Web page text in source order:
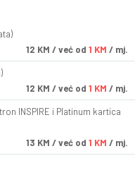
12 KM / već od 1 KM / mj.
12 KM / već od 1 KM / mj.
INSPIRE i Platinum kartica
13 KM / već od 1 KM / mj.